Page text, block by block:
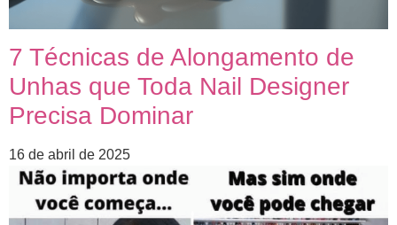
7 Técnicas de Alongamento de
Unhas que Toda Nail Designer
Precisa Dominar
16 de abril de 2025